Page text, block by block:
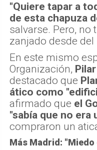
"Quiere tapar a
de esta chapuza
salvarse. Pero, no
zanjado desde del
En este mismo
Organización,
destacado que
ático como
afirmado que el
"sabía que no era
compraron un
Más Madrid: